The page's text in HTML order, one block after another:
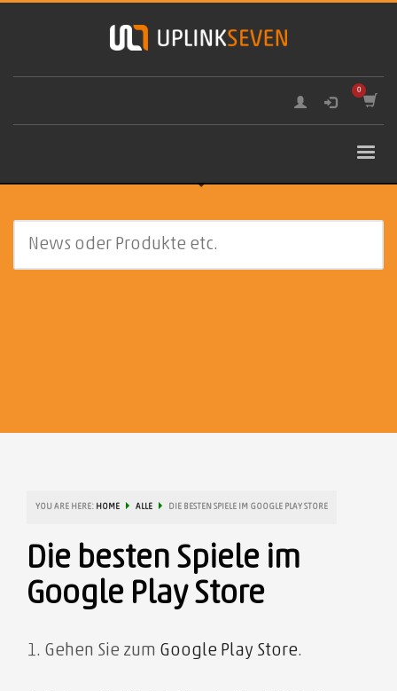
YOU ARE HERE: HOME ALLE DIE BESTEN SPIELE IM GOOGLE PLAY STORE
Die besten Spiele im
Google Play Store
1. Gehen Sie zum Google Play Store.